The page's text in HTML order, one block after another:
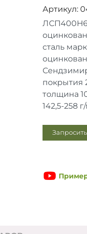
Артикул:
сталь
покрытия
толщина
142,5-258